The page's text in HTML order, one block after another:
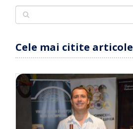
Cele mai citite articole